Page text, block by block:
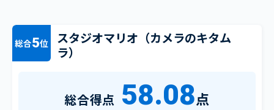
総合5位
スタジオマリオ（カメラのキタム
ラ）
総合得点 58.08点